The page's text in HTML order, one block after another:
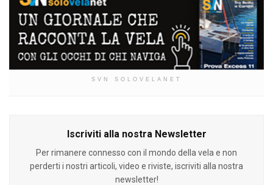
SVN SOLOVELANET
Iscriviti alla nostra Newsletter
Per rimanere connesso con il mondo della vela e non
perderti i nostri articoli, video e riviste, iscriviti alla nostra
newsletter!